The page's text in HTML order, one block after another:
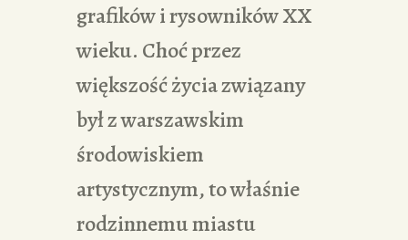
grafików i rysowników XX
wieku. Choć przez
większość życia związany
był z warszawskim
środowiskiem
artystycznym, to właśnie
rodzinnemu miastu